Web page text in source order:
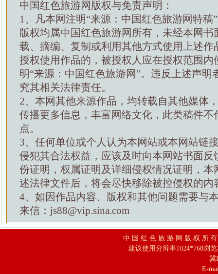
中国红色旅游网版权与免责声明：
1、凡本网注明“来源：中国红色旅游网特稿
版权均属中国红色旅游网所有，未经本网书
载、摘编、复制或利用其他方式使用上述作
授权使用作品的，被授权人应在授权范围内
明“来源：中国红色旅游网”。违反上述声明
究其相关法律责任。
2、本网其他来源作品，均转载自其他媒体
传播更多信息，丰富网络文化，此类稿件不
点。
3、任何单位或个人认为本网站或本网站链
侵犯其合法权益，应该及时向本网站书面反
份证明，权属证明及详细侵权情况证明，本
述法律文件后，将会尽快移除被控侵权的内
4、如因作品内容、版权和其他问题需要与
来信：js88@vip.sina.com
中 国 红 色 旅 游 网 版 权 所
建议使用分辩率1024*768浏
冀
E-